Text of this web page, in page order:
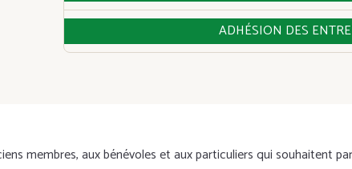
ADHÉSION DES
membres, aux bénévoles et aux particuliers qui souhaitent